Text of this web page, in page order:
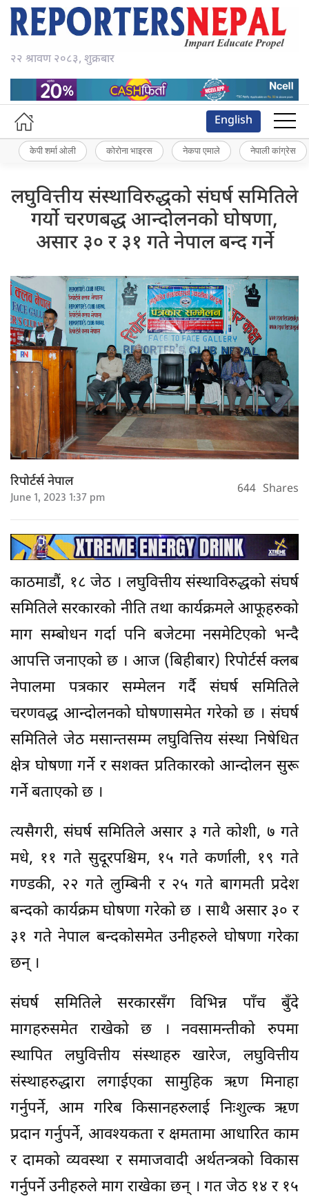
२२ श्रावण २०८३, शुक्रबार
English
केपी शर्मा ओली कोरोना भाइरस नेकपा एमाले नेपाली कांग्रेस
लघुवित्तीय संस्थाविरुद्धको संघर्ष समितिले
गर्यो चरणबद्ध आन्दोलनको घोषणा,
असार ३० र ३१ गते नेपाल बन्द गर्ने
रिपोर्टर्स नेपाल
June 1, 2023 1:37 pm 644 Shares
काठमाडौं, १८ जेठ । लघुवित्तीय संस्थाविरुद्धको संघर्ष
समितिले सरकारको नीति तथा कार्यक्रमले आफूहरुको
माग सम्बोधन गर्दा पनि बजेटमा नसमेटिएको भन्दै
आपत्ति जनाएको छ । आज (बिहीबार) रिपोर्टर्स क्लब
नेपालमा पत्रकार सम्मेलन गर्दै संघर्ष समितिले
चरणवद्ध आन्दोलनको घोषणासमेत गरेको छ । संघर्ष
समितिले जेठ मसान्तसम्म लघुवित्तिय संस्था निषेधित
क्षेत्र घोषणा गर्ने र सशक्त प्रतिकारको आन्दोलन सुरू
गर्ने बताएको छ ।
त्यसैगरी, संघर्ष समितिले असार ३ गते कोशी, ७ गते
मधे, ११ गते सुदूरपश्चिम, १५ गते कर्णाली, १९ गते
गण्डकी, २२ गते लुम्बिनी र २५ गते बागमती प्रदेश
बन्दको कार्यक्रम घोषणा गरेको छ । साथै असार ३० र
३१ गते नेपाल बन्दकोसमेत उनीहरुले घोषणा गरेका
छन् ।
संघर्ष समितिले सरकारसँग विभिन्न पाँच बुँदे
मागहरुसमेत राखेको छ । नवसामन्तीको रुपमा
स्थापित लघुवित्तीय संस्थाहरु खारेज, लघुवित्तीय
संस्थाहरुद्धारा लगाईएका सामुहिक ऋण मिनाहा
गर्नुपर्ने, आम गरिब किसानहरुलाई निःशुल्क ऋण
प्रदान गर्नुपर्ने, आवश्यकता र क्षमतामा आधारित काम
र दामको व्यवस्था र समाजवादी अर्थतन्त्रको विकास
गर्नुपर्ने उनीहरुले माग राखेका छन् । गत जेठ १४ र १५